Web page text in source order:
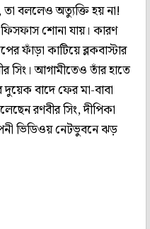
তা বললেও অত্যুক্তি হয় না!
শোনা যায়। কারণ
ফাঁড়া কাটিয়ে ব্লকবাস্টার
সিং। আগামীতেও তাঁর হাতে
বাদে ফের মা-বাবা
রণবীর সিং, দীপিকা
ভিডিওয় নেটভুবনে ঝড়